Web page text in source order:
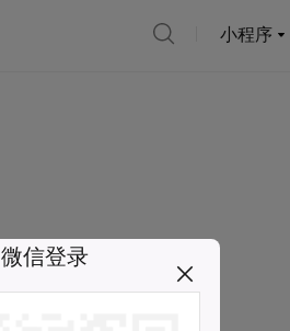
小程序
微信登录